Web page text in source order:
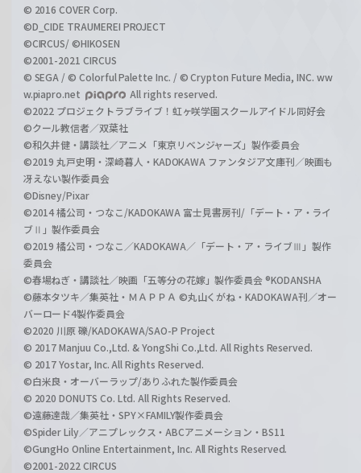
© 2016 COVER Corp.
©D_CIDE TRAUMEREI PROJECT
©CIRCUS/ ©HIKOSEN
©2001-2021 CIRCUS
© SEGA / © Colorful Palette Inc. / © Crypton Future Media, INC. ww
w.piapro.net
All rights reserved.
©2022 プロジェクトラブライブ！虹ヶ咲学園スクールアイドル同好会
©クール教信者／双葉社
©和久井健・講談社／アニメ「東京リベンジャーズ」製作委員会
©2019 丸戸史明・深崎暮人・KADOKAWA ファンタジア文庫刊／映画も
冴えない製作委員会
©Disney/Pixar
©2014 橘公司・つなこ/KADOKAWA 富士見書房刊/「デート・ア・ライ
ブⅡ」製作委員会
©2019 橘公司・つなこ／KADOKAWA／「デート・ア・ライブⅢ」製作
委員会
©春場ねぎ・講談社／映画「五等分の花嫁」製作委員会 ®KODANSHA
©藤本タツキ／集英社・ＭＡＰＰＡ ©丸山くがね・KADOKAWA刊／オー
バーロード4製作委員会
©2020 川原 礫/KADOKAWA/SAO-P Project
© 2017 Manjuu Co.,Ltd. & YongShi Co.,Ltd. All Rights Reserved.
© 2017 Yostar, Inc. All Rights Reserved.
©白米良・オーバーラップ/ありふれた製作委員会
© 2020 DONUTS Co. Ltd. All Rights Reserved.
©遠藤達哉／集英社・SPY×FAMILY製作委員会
©Spider Lily／アニプレックス・ABCアニメーション・BS11
©GungHo Online Entertainment, Inc. All Rights Reserved.
©2001-2022 CIRCUS